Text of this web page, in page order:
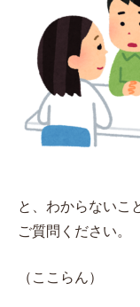
と、わからないこ
ご質問ください。
（ここらん）